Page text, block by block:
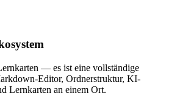
— es ist eine vollständige
Editor, Ordnerstruktur, KI-
Lernkarten an einem Ort.